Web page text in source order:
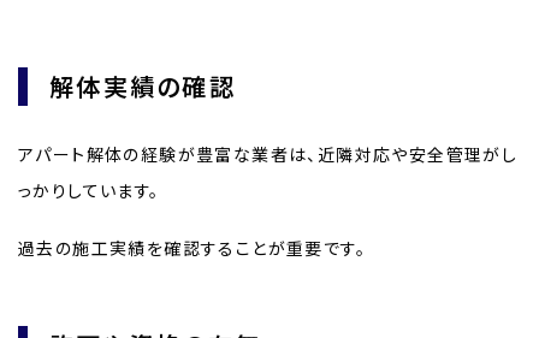
解体実績の確認
アパート解体の経験が豊富な業者は、近隣対応や安全管理がし
っかりしています。
過去の施工実績を確認することが重要です。